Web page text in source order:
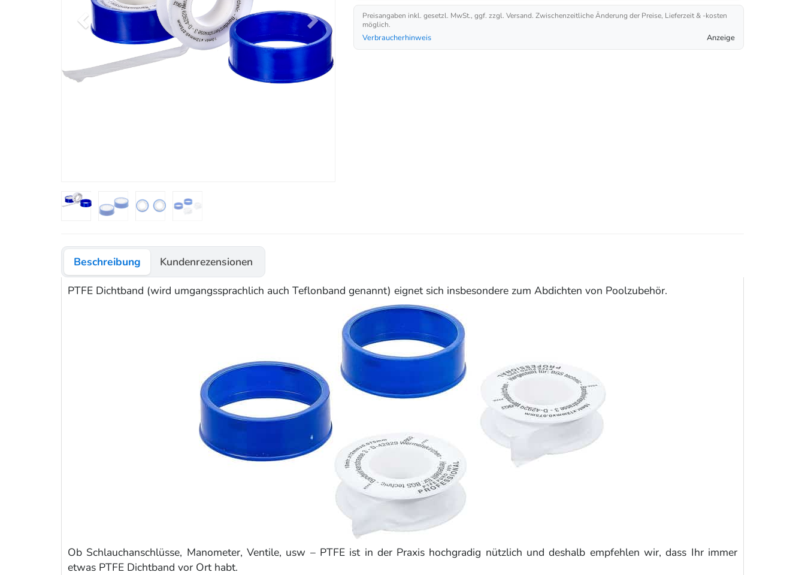
Preisangaben inkl. gesetzl. MwSt., ggf. zzgl. Versand. Zwischenzeitliche Änderung der Preise, Lieferzeit & -kosten
möglich.
Verbraucherhinweis Anzeige
Beschreibung
Kundenrezensionen
PTFE Dichtband (wird umgangssprachlich auch Teflonband genannt) eignet sich insbesondere zum Abdichten von Poolzubehör.
Ob Schlauchanschlüsse, Manometer, Ventile, usw – PTFE ist in der Praxis hochgradig nützlich und deshalb empfehlen wir, dass Ihr immer
etwas PTFE Dichtband vor Ort habt.